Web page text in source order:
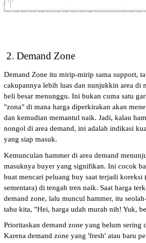
2. Demand Zone
Demand Zone itu mirip-mirip sama support,
cakupannya lebih luas dan nunjukkin area di
beli besar menunggu. Ini bukan cuma satu
"zona" di mana harga diperkirakan akan
dan kemudian memantul naik. Jadi, kalau
nongol di area demand, ini adalah indikasi
yang siap masuk.
Kemunculan hammer di area demand
masuknya buyer yang signifikan. Ini cocok
buat mencari peluang buy saat terjadi koreksi
sementara) di tengah tren naik. Saat harga
demand zone, lalu muncul hammer, itu
tahu kita, "Hei, harga udah murah nih! Yuk,
Prioritaskan demand zone yang belum sering
Karena demand zone yang 'fresh' atau baru